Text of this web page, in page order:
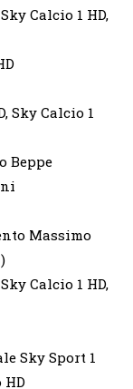
Calcio 1 HD,
Sky Calcio 1
Beppe
Massimo
Calcio 1 HD,
Sky Sport 1
HD